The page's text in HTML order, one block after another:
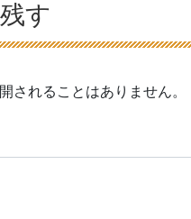
す
されることはありません。